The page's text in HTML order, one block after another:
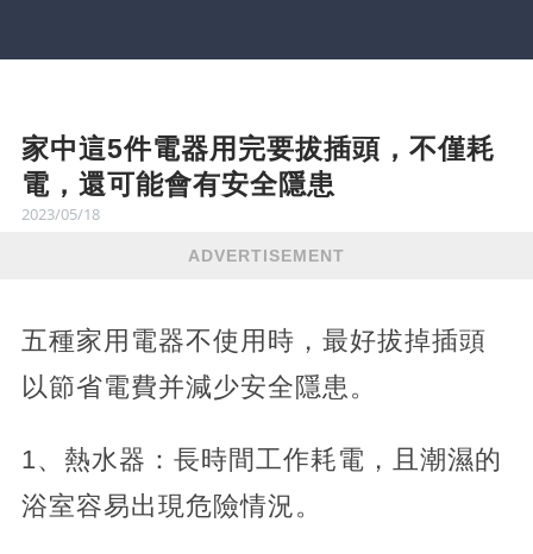
家中這5件電器用完要拔插頭，不僅耗
電，還可能會有安全隱患
2023/05/18
ADVERTISEMENT
五種家用電器不使用時，最好拔掉插頭
以節省電費并減少安全隱患。
1、熱水器：長時間工作耗電，且潮濕的
浴室容易出現危險情況。